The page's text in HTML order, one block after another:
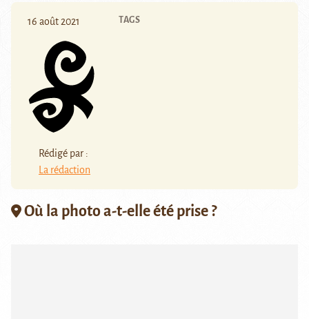
16 août 2021
Rédigé par :
La rédaction
TAGS
Où la photo a-t-elle été prise ?